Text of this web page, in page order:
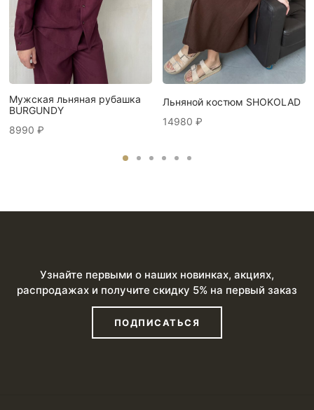
Мужская льняная рубашка
BURGUNDY
8990 ₽
Льняной костюм SHOKOLAD
14980 ₽
Узнайте первыми о наших новинках, акциях,
распродажах и получите скидку 5% на первый заказ
ПОДПИСАТЬСЯ